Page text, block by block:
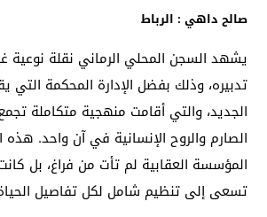
صالح داهي : الرباط
يشهد السجن المحلي الرماني نقلة
تدبيره، وذلك بفضل الإدارة المحكمة التي
الجديد، والتي أقامت منهجية متكاملة
الصارم والروح الإنسانية في آن واحد.
المؤسسة العقابية لم تأت من فراغ، بل
تسعى إلى تنظيم شامل لكل تفاصيل